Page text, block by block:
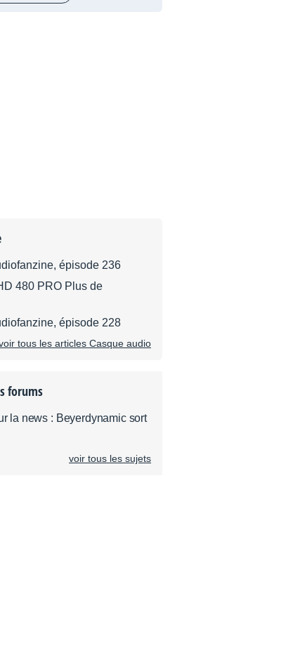
épisode 236
480 PRO Plus de
épisode 228
tous les articles Casque audio
forums
la news : Beyerdynamic sort
voir tous les sujets